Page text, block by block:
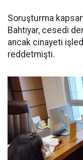
Soruşturma
Bahtiyar, cesedi
ancak cinayeti
reddetmişti.